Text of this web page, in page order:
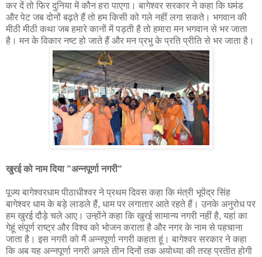
कर दें तो फिर दुनिया में कौन हरा पाएगा। बागेश्वर सरकार ने कहा कि घमंड
और पेट जब दोनों बढ़ते हैं तो हम किसी को गले नहीं लगा सकते। भगवान की
मीठी मीठी कथा जब हमारे कानों में पड़ती है तो हमारा मन भगवान से भर जाता
है। मन के विकार नष्ट हो जाते हैं और मन प्रभु के प्रति प्रीति से भर जाता है।
खुरई को नाम दिया “अन्नपूर्णा नगरी“
पूज्य बागेश्वरधाम पीठाधीश्वर ने प्रथम दिवस कहा कि मंत्री भूपेंद्र सिंह
बागेश्वर धाम के बड़े लाडले हैं, धाम पर लगातार आते रहते हैं। उनके अनुरोध पर
हम खुरई दौड़े चले आए। उन्होंने कहा कि खुरई सामान्य नगरी नहीं है, यहां का
गेहूं संपूर्ण राष्ट्र और विश्व को भोजन कराता है और नगर के नाम से पहचाना
जाता है। इस नगरी को मैं अन्नपूर्णा नगरी कहता हूं। बागेश्वर सरकार ने कहा
कि अब यह अन्नपूर्णा नगरी अगले तीन दिनों तक अयोध्या की तरह प्रतीत होगी